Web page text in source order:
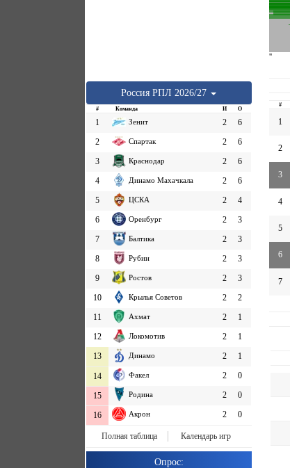
Россия РПЛ 2026/27
# Команда И О
1 Зенит 2
6
2
Спартак 2
6
3
Краснодар 2
6
4
Динамо Махачкала 2
6
5
ЦСКА 2
4
6
Оренбург 2
3
7
Балтика 2
3
8
Рубин 2
3
9
Ростов 2
3
10
Крылья Советов 2
2
11
Ахмат 2
1
12
Локомотив 2
1
13
Динамо 2 1
14 Факел 2 0
15 Родина 2 0
16 Акрон 2 0
Полная таблица Календарь игр
Опрос:
''
#
1
2
3
4
5
6
7